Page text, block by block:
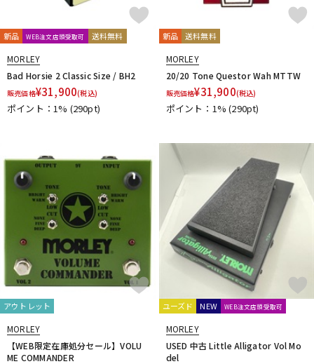
新品 WEB注文店頭受取可 送料無料
MORLEY
Bad Horsie 2 Classic Size / BH2
販売価格¥31,900(税込)
ポイント：1% (290pt)
新品 送料無料
MORLEY
20/20 Tone Questor Wah MTTW
販売価格¥31,900(税込)
ポイント：1%(290pt)
アウトレット
MORLEY
【WEB限定在庫処分セール】VOLU
ME COMMANDER
ユーズド NEW WEB注文店頭受取可
MORLEY
USED 中古 Little Alligator Vol Mo
del